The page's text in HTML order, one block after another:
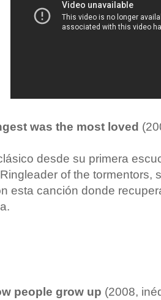
was the most loved
desde su primera
of the tormentors,
esta canción donde
people grow up (2008,